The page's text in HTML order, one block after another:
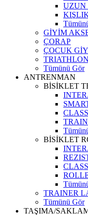
UZUN
GİYİM
ÇORAP
ÇOCUK
TRIATHLON
Tümünü Gör
ANTRENMAN
BİSİKLET
BİSİKLET
TRAINER
Tümünü Gör
TAŞIMA/